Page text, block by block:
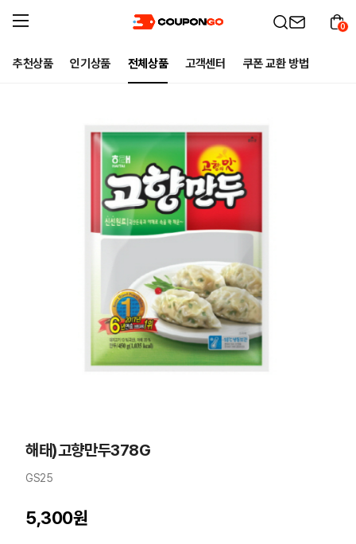
추천상품 인기상품 전체상품 고객센터 쿠폰 교환 방법
0
해태)고향만두378G
GS25
5,300원